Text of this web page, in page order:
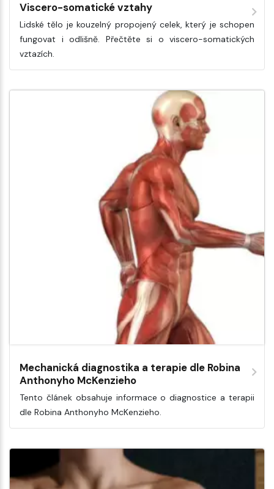
Viscero-somatické vztahy
Lidské tělo je kouzelný propojený celek, který je schopen
fungovat i odlišně. Přečtěte si o viscero-somatických
vztazích.
Mechanická diagnostika a terapie dle Robina
Anthonyho McKenzieho
Tento článek obsahuje informace o diagnostice a terapii
dle Robina Anthonyho McKenzieho.